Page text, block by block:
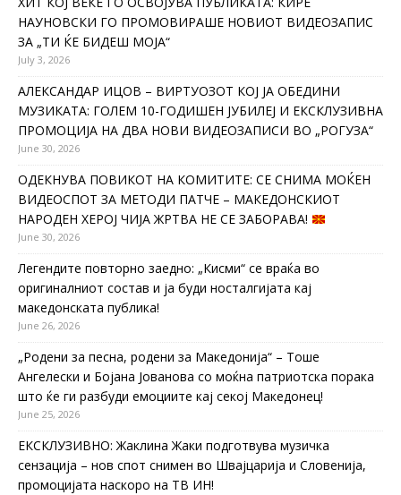
НАУНОВСКИ ГО ПРОМОВИРАШЕ НОВИОТ ВИДЕОЗАПИС
ЗА „ТИ ЌЕ БИДЕШ МОЈА“
July 3, 2026
АЛЕКСАНДАР ИЦОВ – ВИРТУОЗОТ КОЈ ЈА ОБЕДИНИ
МУЗИКАТА: ГОЛЕМ 10-ГОДИШЕН ЈУБИЛЕЈ И ЕКСКЛУЗИВНА
ПРОМОЦИЈА НА ДВА НОВИ ВИДЕОЗАПИСИ ВО „РОГУЗА“
June 30, 2026
ОДЕКНУВА ПОВИКОТ НА КОМИТИТЕ: СЕ СНИМА МОЌЕН
ВИДЕОСПОТ ЗА МЕТОДИ ПАТЧЕ – МАКЕДОНСКИОТ
НАРОДЕН ХЕРОЈ ЧИЈА ЖРТВА НЕ СЕ ЗАБОРАВА!
June 30, 2026
Легендите повторно заедно: „Кисми“ се враќа во
оригиналниот состав и ја буди носталгијата кај
македонската публика!
June 26, 2026
„Родени за песна, родени за Македонија“ – Тоше
Ангелески и Бојана Јованова со моќна патриотска порака
што ќе ги разбуди емоциите кај секој Македонец!
June 25, 2026
ЕКСКЛУЗИВНО: Жаклина Жаки подготвува музичка
сензација – нов спот снимен во Швајцарија и Словенија,
промоцијата наскоро на ТВ ИН!